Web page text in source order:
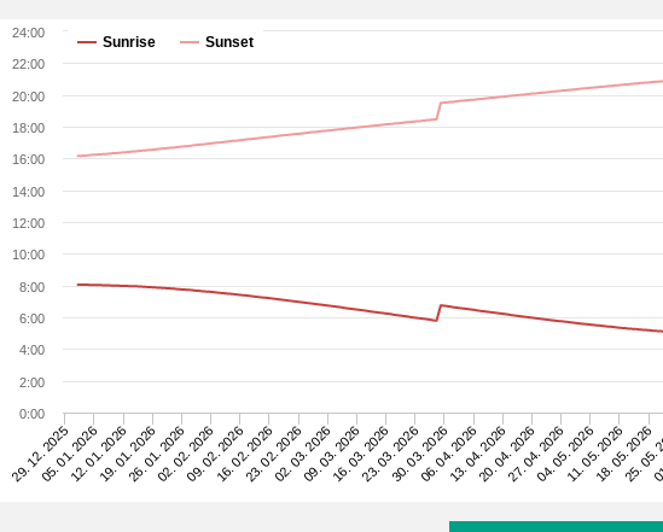
Sunrise Sunset
29. 12. 2025
05. 01. 202612. 01. 202619. 01. 202626. 01. 202602. 02. 202609. 02. 202616. 02. 202623. 02. 202602. 03. 202609. 03. 202616. 03. 202623. 03. 202630. 03. 202606. 04. 202613. 04. 202620. 04. 202627. 04. 202604. 05. 202611. 05. 202618. 05. 2026
25.
0:00
2:00
4:00
6:00
8:00
10:00
12:00
14:00
16:00
18:00
20:00
22:00
24:00